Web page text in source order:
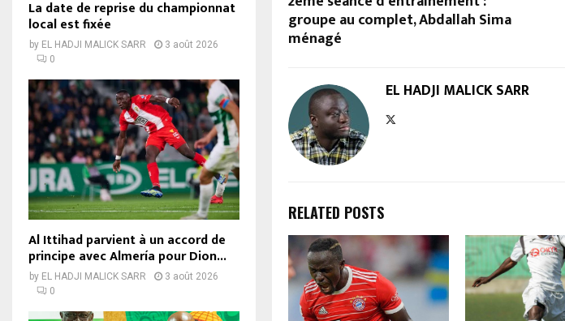
groupe au complet, Abdallah Sima
ménagé
EL HADJI MALICK SARR
RELATED POSTS
La date de reprise du championnat
local est fixée
by EL HADJI MALICK SARR
3 août 2026
0
Al Ittihad parvient à un accord de
principe avec Almería pour Dion...
by EL HADJI MALICK SARR
3 août 2026
0